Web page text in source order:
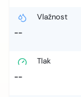
Vlažnost
--
Tlak
--